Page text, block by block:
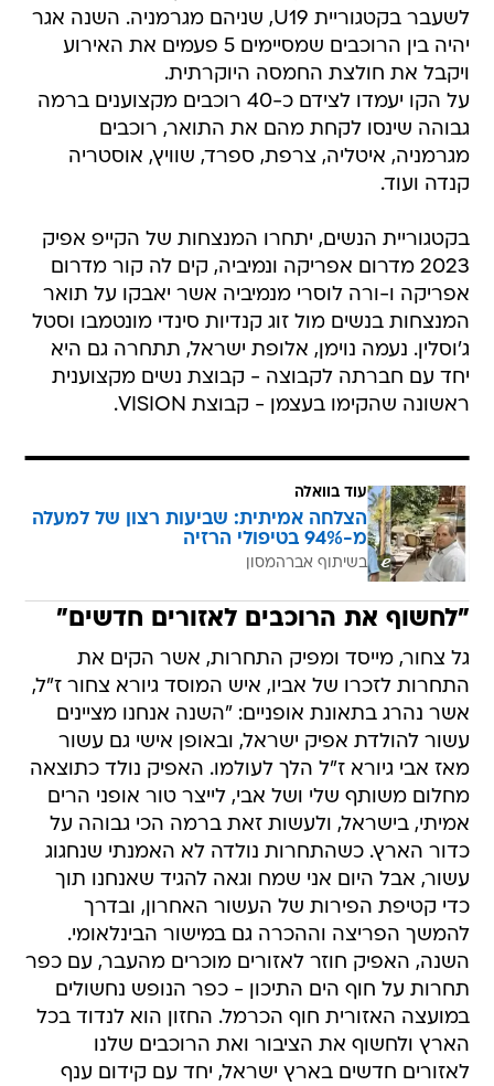
לשעבר בקטגוריית U19, שניהם מגרמניה. השנה אגר
יהיה בין הרוכבים שמסיימים 5 פעמים את האירוע
ויקבל את חולצת החמסה היוקרתית.
על הקו יעמדו לצידם כ-40 רוכבים מקצוענים ברמה
גבוהה שינסו לקחת מהם את התואר, רוכבים
מגרמניה, איטליה, צרפת, ספרד, שוויץ, אוסטריה
קנדה ועוד.
בקטגוריית הנשים, יתחרו המנצחות של הקייפ אפיק
2023 מדרום אפריקה ונמיביה, קים לה קור מדרום
אפריקה ו-ורה לוסרי מנמיביה אשר יאבקו על תואר
המנצחות בנשים מול זוג קנדיות סינדי מונטמבו וסטל
ג'וסלין. נעמה נוימן, אלופת ישראל, תתחרה גם היא
יחד עם חברתה לקבוצה - קבוצת נשים מקצוענית
ראשונה שהקימו בעצמן - קבוצת VISION.
עוד בוואלה
הצלחה אמיתית: שביעות רצון של למעלה
מ-94% בטיפולי הרזיה
בשיתוף אברהמסון
"לחשוף את הרוכבים לאזורים חדשים"
גל צחור, מייסד ומפיק התחרות, אשר הקים את
התחרות לזכרו של אביו, איש המוסד גיורא צחור ז"ל,
אשר נהרג בתאונת אופניים: "השנה אנחנו מציינים
עשור להולדת אפיק ישראל, ובאופן אישי גם עשור
מאז אבי גיורא ז"ל הלך לעולמו. האפיק נולד כתוצאה
מחלום משותף שלי ושל אבי, לייצר טור אופני הרים
אמיתי, בישראל, ולעשות זאת ברמה הכי גבוהה על
כדור הארץ. כשהתחרות נולדה לא האמנתי שנחגוג
עשור, אבל היום אני שמח וגאה להגיד שאנחנו תוך
כדי קטיפת הפירות של העשור האחרון, ובדרך
להמשך הפריצה וההכרה גם במישור הבינלאומי.
השנה, האפיק חוזר לאזורים מוכרים מהעבר, עם כפר
תחרות על חוף הים התיכון - כפר הנופש נחשולים
במועצה האזורית חוף הכרמל. החזון הוא לנדוד בכל
הארץ ולחשוף את הציבור ואת הרוכבים שלנו
לאזורים חדשים בארץ ישראל, יחד עם קידום ענף